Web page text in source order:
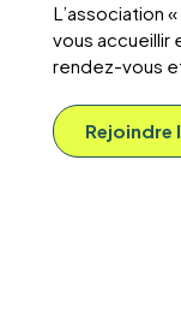
L’association «
vous accueillir
rendez-vous
Rejoindre